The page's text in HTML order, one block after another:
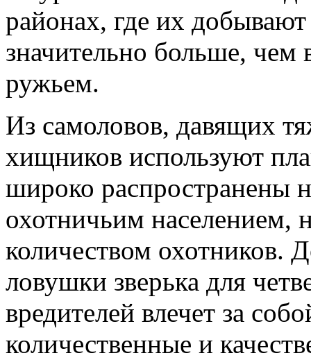
районах, где их
значительно больше, чем
ружьем.
Из самоловов, давящих
хищников используют
широко распространены
охотничьим населением,
количеством охотников.
ловушки зверька для
вредителей влечет за
количественные и